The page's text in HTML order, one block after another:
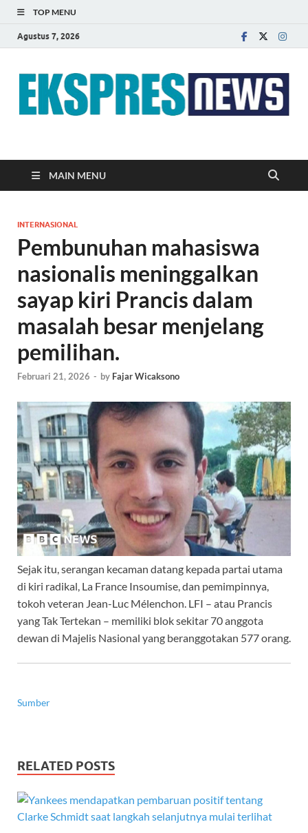
TOP MENU
Agustus 7, 2026
EKSPRES NEWS
MAIN MENU
INTERNASIONAL
Pembunuhan mahasiswa
nasionalis meninggalkan
sayap kiri Prancis dalam
masalah besar menjelang
pemilihan.
Februari 21, 2026 - by Fajar Wicaksono
Sejak itu, serangan kecaman datang kepada partai utama
di kiri radikal, La France Insoumise, dan pemimpinnya,
tokoh veteran Jean-Luc Mélenchon. LFI – atau Prancis
yang Tak Tertekan – memiliki blok sekitar 70 anggota
dewan di Majelis Nasional yang beranggotakan 577 orang.
Sumber
RELATED POSTS